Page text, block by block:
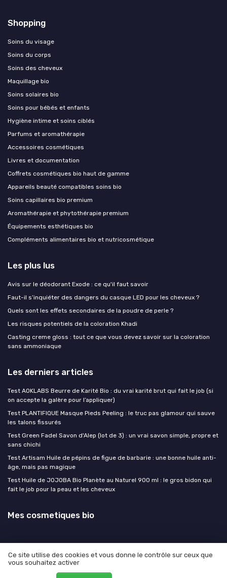
Shopping
Soins du visage
Soins du corps
Soins des cheveux
Maquillage bio
Soins solaires bio
Soins pour bébés et enfants
Hygiène intime et soins ciblés
Parfums et aromathérapie
Accessoires cosmétiques
Livres et documentation
Coffrets cosmétiques bio haut de gamme
Appareils beauté compatibles soins bio
Soins capillaires bio premium
Aromathérapie et phytothérapie premium
Équipements esthétiques bio
Compléments alimentaires bio et nutricosmétique
Les plus lus
Avis sur le déodorant Exode : ce qu'il faut savoir
Faut-il s’inquiéter des dangers du casque LED pour les cheveux ?
Quels sont les effets secondaires de la poudre de perle ?
Les risques potentiels de la coloration Khadi
Casting creme gloss : tout ce que vous devez savoir sur la coloration
sans ammoniaque
Les derniers articles
Test AOKLABS Beurre de Karité Bio : du vrai karité brut qui fait le job (si
on accepte la galère pour l’appliquer)
Test PLANTIFIQUE Masque Pieds Peeling : le truc pas glamour qui sauve
les talons fissurés
Test Green Fadel Savon d'Alep (lot de 3) : un vrai savon simple, propre et
sans chichi
Test Artisam Huile de pépins de figue de barbarie : une bonne huile anti-
âge, mais pas magique
Test Huile de JOJOBA Bio Planète au Naturel 900 ml : le gros bidon qui
fait le job pour la peau et les cheveux
Mes cosmetiques bio
Mentions légales
Ce site utilise des cookies et vous donne le contrôle sur ceux que
vous souhaitez activer